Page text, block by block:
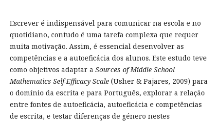
Escrever é indispensável para comunicar na escola e no
quotidiano, contudo é uma tarefa complexa que requer
muita motivação. Assim, é essencial desenvolver as
competências e a autoeficácia dos alunos. Este estudo teve
como objetivos adaptar a Sources of Middle School
Mathematics Self-Efficacy Scale(Usher & Pajares, 2009) para
o domínio da escrita e para Português, explorar a relação
entre fontes de autoeficácia, autoeficácia e competências
de escrita, e testar diferenças de género nestes